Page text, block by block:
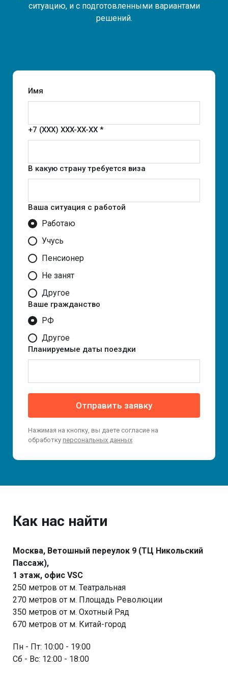
ситуацию, и с подготовленными вариантами
решений.
Имя
+7 (XXX) XXX-XX-XX *
В какую страну требуется виза
Ваша ситуация с работой
Работаю
Учусь
Пенсионер
Не занят
Другое
Ваше гражданство
РФ
Другое
Планируемые даты поездки
Отправить заявку
Нажимая на кнопку, вы даете согласие на
обработку персональных данных
Как нас найти
Москва, Ветошный переулок 9 (ТЦ Никольский
Пассаж),
1 этаж, офис VSC
250 метров от м. Театральная
270 метров от м. Площадь Революции
350 метров от м. Охотный Ряд
670 метров от м. Китай-город
Пн - Пт: 10:00 - 19:00
Сб - Вс: 12:00 - 18:00